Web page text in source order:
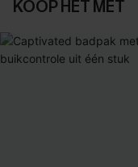
KOOP HET MET